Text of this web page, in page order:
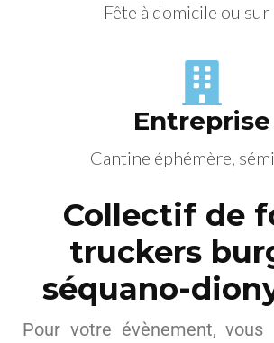
Fête à domicile ou sur
Entreprise
Cantine éphémère,
Collectif de
truckers
séquano-
Pour votre évènement, vous